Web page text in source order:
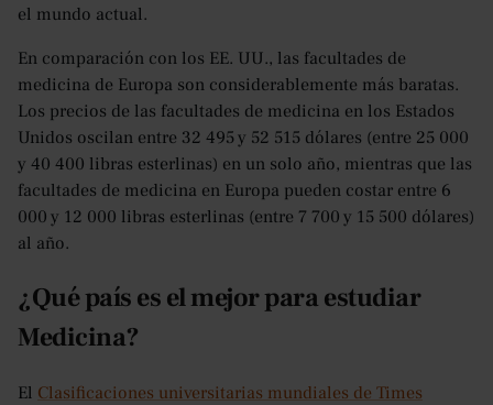
el mundo actual.
En comparación con los EE. UU., las facultades de
medicina de Europa son considerablemente más baratas.
Los precios de las facultades de medicina en los Estados
Unidos oscilan entre 32 495 y 52 515 dólares (entre 25 000
y 40 400 libras esterlinas) en un solo año, mientras que las
facultades de medicina en Europa pueden costar entre 6
000 y 12 000 libras esterlinas (entre 7 700 y 15 500 dólares)
al año.
¿Qué país es el mejor para estudiar
Medicina?
El Clasificaciones universitarias mundiales de Times